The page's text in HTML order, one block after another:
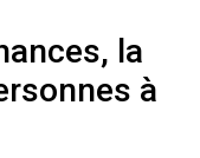
la
à